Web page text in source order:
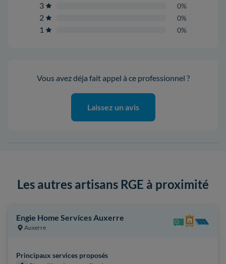
3 0%
2 0%
1 0%
Vous avez déja fait appel à ce professionnel ?
Laissez un avis
Les autres artisans RGE à proximité
Engie Home Services Auxerre
Auxerre
Principaux services proposés